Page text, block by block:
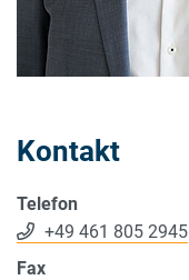
Kontakt
Telefon
+49 461 805 2945
Fax